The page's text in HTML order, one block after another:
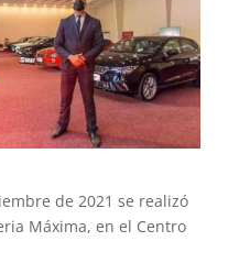
de 2021 se realizó
Máxima, en el Centro